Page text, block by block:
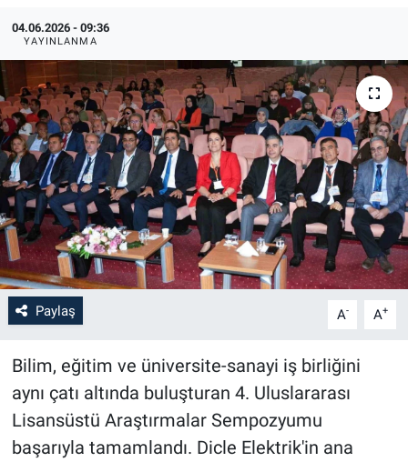
04.06.2026 - 09:36
YAYINLANMA
Paylaş A- A+
Bilim, eğitim ve üniversite-sanayi iş birliğini
aynı çatı altında buluşturan 4. Uluslararası
Lisansüstü Araştırmalar Sempozyumu
başarıyla tamamlandı. Dicle Elektrik'in ana